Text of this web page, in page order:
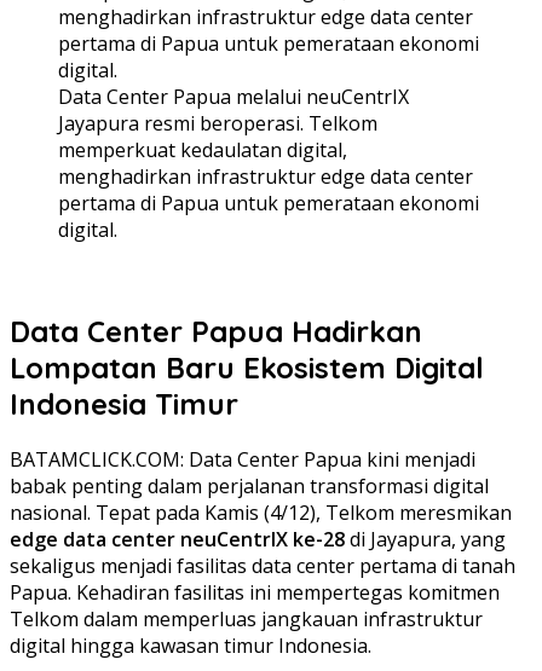
Data Center Papua melalui neuCentrIX
Jayapura resmi beroperasi. Telkom
memperkuat kedaulatan digital,
menghadirkan infrastruktur edge data center
pertama di Papua untuk pemerataan ekonomi
digital.
Data Center Papua Hadirkan
Lompatan Baru Ekosistem Digital
Indonesia Timur
BATAMCLICK.COM: Data Center Papua kini menjadi
babak penting dalam perjalanan transformasi digital
nasional. Tepat pada Kamis (4/12), Telkom meresmikan
edge data center neuCentrIX ke-28di Jayapura, yang
sekaligus menjadi fasilitas data center pertama di tanah
Papua. Kehadiran fasilitas ini mempertegas komitmen
Telkom dalam memperluas jangkauan infrastruktur
digital hingga kawasan timur Indonesia.